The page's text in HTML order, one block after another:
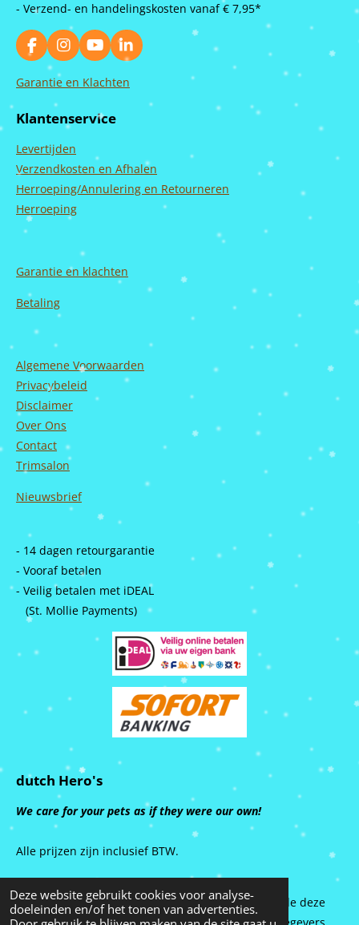
Deze website gebruikt cookies voor analyse-
doeleinden en/of het tonen van advertenties.
- Verzend- en handelingskosten vanaf € 7,95*
F
a
c
o
k
I
n
s
g
a
m
Y
o
u
u
b
L
i
n
Garantie en Klachten
Klantenservice
Levertijden
Verzendkosten en Afhalen
Herroeping/Annulering en Retourneren
Herroeping
Garantie en klachten
Betaling
Algemene Voorwaarden
Privacybeleid
Disclaimer
Over Ons
Contact
Trimsalon
Nieuwsbrief
- 14 dagen retourgarantie
- Vooraf betalen
- Veilig betalen met iDEAL
(St. Mollie Payments)
dutch Hero's
We care for your pets as if they were our own!
Alle prijzen zijn inclusief BTW.
Alle rechten van intellectuele eigendom betreffende deze